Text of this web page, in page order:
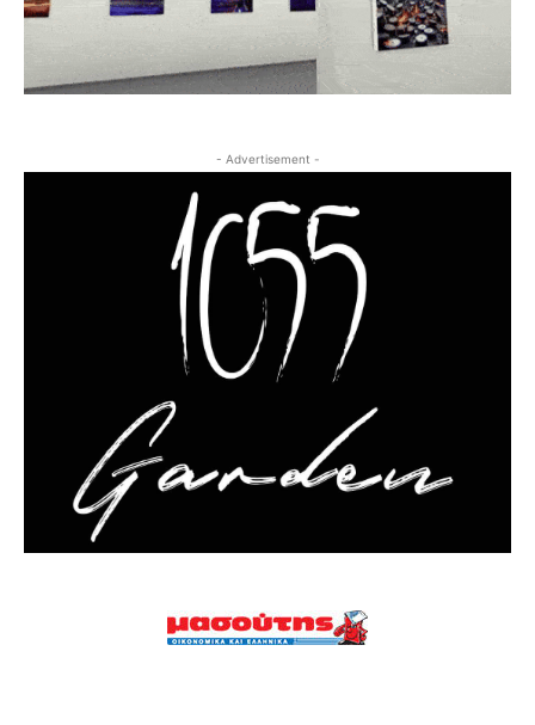
- Advertisement -